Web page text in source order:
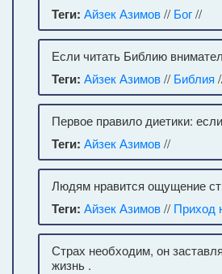
Теги: Айзек Азимов// Бог//
Если читать Библию
Теги: Айзек Азимов// Библия
Первое правило диетики:
Теги: Айзек Азимов//
Людям нравится ощущение
Теги: Айзек Азимов// Приход
Страх необходим, он
жизнь .